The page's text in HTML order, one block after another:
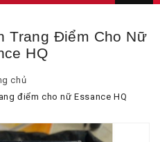
Trang Điểm Cho Nữ
HQ
chủ
điểm cho nữ Essance HQ